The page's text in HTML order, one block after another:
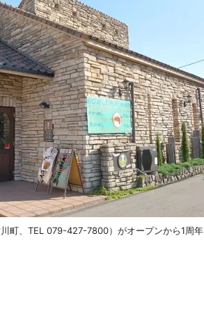
町、TEL 079-427-7800）がオープンから1周